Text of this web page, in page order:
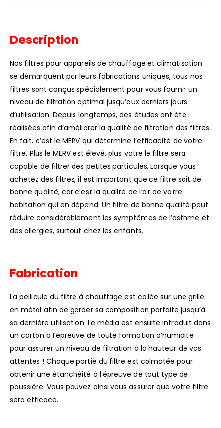
Description
Nos filtres pour appareils de chauffage et climatisation
se démarquent par leurs fabrications uniques, tous nos
filtres sont conçus spécialement pour vous fournir un
niveau de filtration optimal jusqu’aux derniers jours
d’utilisation. Depuis longtemps, des études ont été
réalisées afin d’améliorer la qualité de filtration des filtres.
En fait, c’est le MERV qui détermine l’efficacité de votre
filtre. Plus le MERV est élevé, plus votre le filtre sera
capable de filtrer des petites particules. Lorsque vous
achetez des filtres, il est important que ce filtre soit de
bonne qualité, car c’est la qualité de l’air de votre
habitation qui en dépend. Un filtre de bonne qualité peut
réduire considérablement les symptômes de l’asthme et
des allergies, surtout chez les enfants.
Fabrication
La pellicule du filtre à chauffage est collée sur une grille
en métal afin de garder sa composition parfaite jusqu’à
sa dernière utilisation. Le média est ensuite introduit dans
un carton à l’épreuve de toute formation d’humidité
pour assurer un niveau de filtration à la hauteur de vos
attentes ! Chaque partie du filtre est colmatée pour
obtenir une étanchéité à l’épreuve de tout type de
poussière. Vous pouvez ainsi vous assurer que votre filtre
sera efficace.